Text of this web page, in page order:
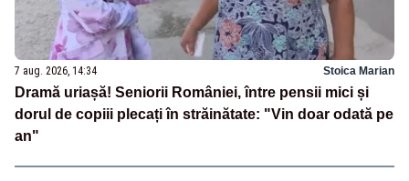
7 aug. 2026, 14:34 Stoica Marian
Dramă uriașă! Seniorii României, între pensii mici și
dorul de copiii plecați în străinătate: "Vin doar odată pe
an"